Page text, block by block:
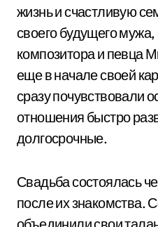
жизнь и счастливую
своего будущего мужа,
композитора и певца
еще в начале своей
сразу почувствовали
отношения быстро
долгосрочные.
Свадьба состоялась
после их знакомства.